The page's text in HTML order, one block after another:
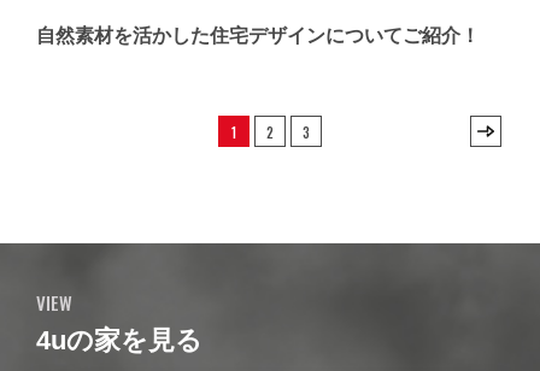
自然素材を活かした住宅デザインについてご紹介！
1 2 3
VIEW
4uの家を見る